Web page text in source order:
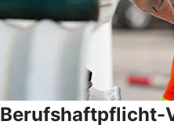
Berufshaftpflicht-